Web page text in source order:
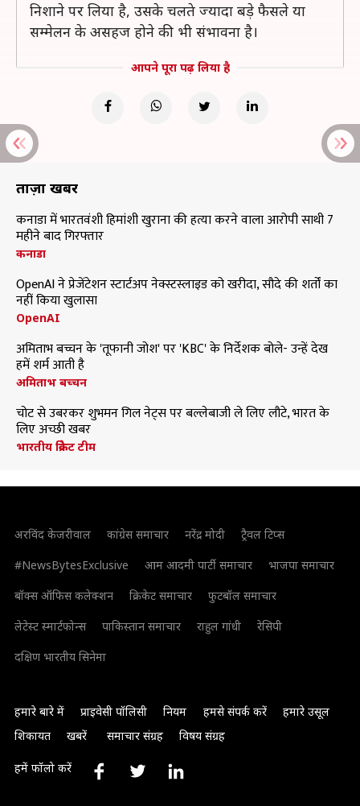
निशाने पर लिया है, उसके चलते ज्यादा बड़े फैसले या
सम्मेलन के असहज होने की भी संभावना है।
आपने पूरा पढ़ लिया है
ताज़ा खबरें
कनाडा में भारतवंशी हिमांशी खुराना की हत्या करने वाला आरोपी साथी 7
महीने बाद गिरफ्तार
कनाडा
OpenAI ने प्रेजेंटेशन स्टार्टअप नेक्स्टस्लाइड को खरीदा, सौदे की शर्तों का
नहीं किया खुलासा
OpenAI
अमिताभ बच्चन के 'तूफानी जोश' पर 'KBC' के निर्देशक बोले- उन्हें देख
हमें शर्म आती है
अमिताभ बच्चन
चोट से उबरकर शुभमन गिल नेट्स पर बल्लेबाजी ले लिए लौटे, भारत के
लिए अच्छी खबर
भारतीय क्रिकेट टीम
अरविंद केजरीवाल कांग्रेस समाचार नरेंद्र मोदी
ट्रैवल टिप्स
#NewsBytesExclusive
आम आदमी पार्टी समाचार
भाजपा समाचार
बॉक्स ऑफिस कलेक्शन
क्रिकेट समाचार
फुटबॉल समाचार
लेटेस्ट स्मार्टफोन्स
पाकिस्तान समाचार राहुल गांधी
रेसिपी
दक्षिण भारतीय सिनेमा
हमारे बारे में प्राइवेसी पॉलिसी नियम हमसे संपर्क करें
हमारे उसूल
शिकायत
खबरें समाचार संग्रह विषय संग्रह
हमें फॉलो करें